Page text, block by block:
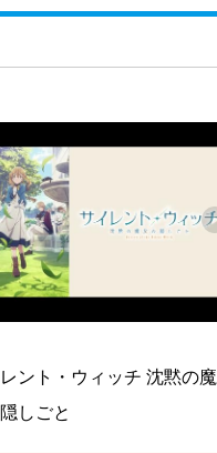
ント・ウィッチ 沈黙の魔
しごと